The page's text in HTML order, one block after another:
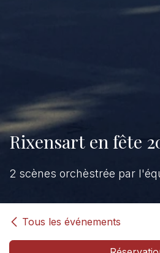
Rixensart en fête
2 scènes orchèstrée par
Tous les événements